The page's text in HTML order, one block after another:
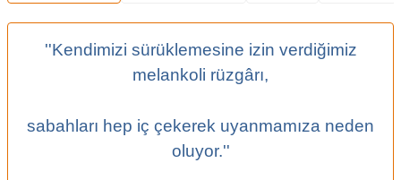
''Kendimizi sürüklemesine izin verdiğimiz
melankoli rüzgârı,
sabahları hep iç çekerek uyanmamıza neden
oluyor.''